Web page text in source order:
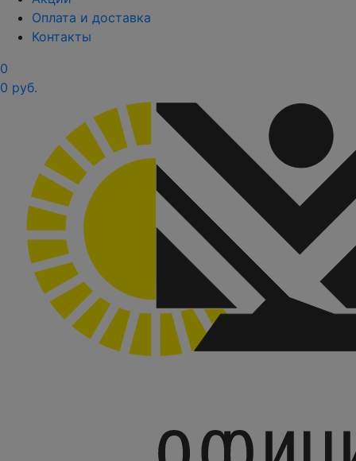
Оплата и доставка
Контакты
0
0 руб.